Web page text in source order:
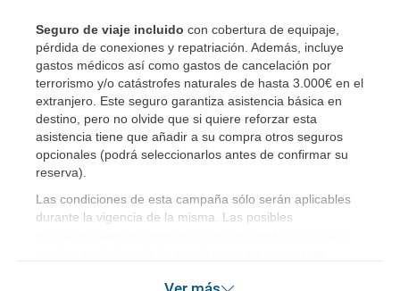
Seguro de viaje incluido con cobertura de equipaje,
pérdida de conexiones y repatriación. Además, incluye
gastos médicos así como gastos de cancelación por
terrorismo y/o catástrofes naturales de hasta 3.000€ en el
extranjero. Este seguro garantiza asistencia básica en
destino, pero no olvide que si quiere reforzar esta
asistencia tiene que añadir a su compra otros seguros
opcionales (podrá seleccionarlos antes de confirmar su
reserva)
Las condiciones de esta campaña sólo serán aplicables
durante la vigencia de la misma. Las posibles